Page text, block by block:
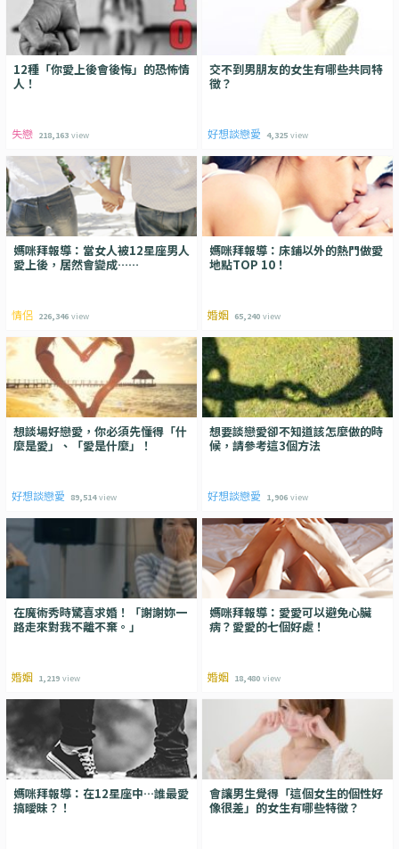
12種「你愛上後會後悔」的恐怖情
人！
失戀 218,163 view
交不到男朋友的女生有哪些共同特
徵？
好想談戀愛 4,325 view
媽咪拜報導：當女人被12星座男人
愛上後，居然會變成……
情侶 226,346 view
媽咪拜報導：床鋪以外的熱門做愛
地點TOP 10！
婚姻 65,240 view
想談場好戀愛，你必須先懂得「什
麼是愛」、「愛是什麼」！
好想談戀愛 89,514 view
想要談戀愛卻不知道該怎麼做的時
候，請參考這3個方法
好想談戀愛 1,906 view
在魔術秀時驚喜求婚！「謝謝妳一
路走來對我不離不棄。」
婚姻 1,219 view
媽咪拜報導：愛愛可以避免心臟
病？愛愛的七個好處！
婚姻 18,480 view
媽咪拜報導：在12星座中…誰最愛
搞曖昧？！
會讓男生覺得「這個女生的個性好
像很差」的女生有哪些特徵？